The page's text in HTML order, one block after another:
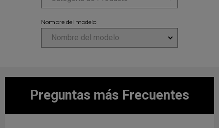
Nombre del modelo
Nombre del modelo
Preguntas más Frecuentes